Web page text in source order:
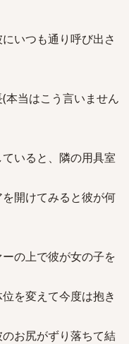
いつも通り呼び出さ
本当はこう言いません
いると、隣の用具室
開けてみると彼が何
の上で彼が女の子を
を変えて今度は抱き
お尻がずり落ちて結